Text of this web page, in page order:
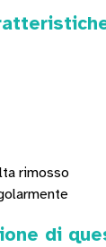
rimosso
di